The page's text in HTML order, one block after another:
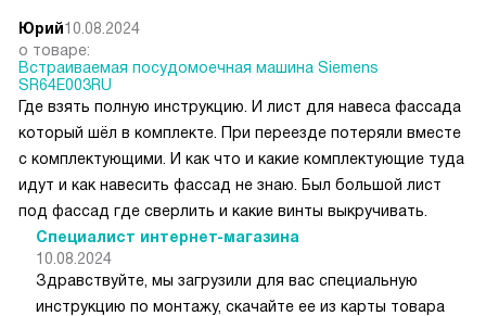
Юрий10.08.2024
о товаре:
Встраиваемая посудомоечная машина Siemens
SR64E003RU
Где взять полную инструкцию. И лист для навеса фассада
который шёл в комплекте. При переезде потеряли вместе
с комплектующими. И как что и какие комплектующие туда
идут и как навесить фассад не знаю. Был большой лист
под фассад где сверлить и какие винты выкручивать.
Специалист интернет-магазина
10.08.2024
Здравствуйте, мы загрузили для вас специальную
инструкцию по монтажу, скачайте ее из карты товара